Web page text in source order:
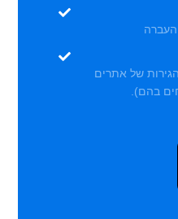
העברה
מהווה קרוב ל-70% מהגירות של אתרים
בהם).